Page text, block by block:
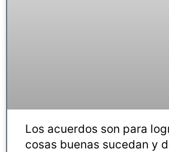
Los acuerdos son para
cosas buenas sucedan y